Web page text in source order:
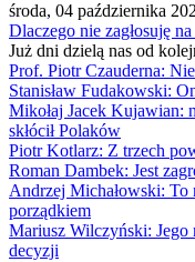
środa, 04 października
Dlaczego nie zagłosuję
Już dni dzielą nas od
Prof. Piotr Czauderna:
Stanisław Fudakowski:
Mikołaj Jacek Kujawian:
skłócił Polaków
Piotr Kotlarz: Z trzech
Roman Dambek: Jest
Andrzej Michałowski:
porządkiem
Mariusz Wilczyński: Jego
decyzji